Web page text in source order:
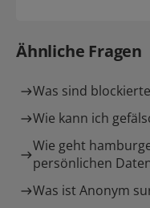
Ähnliche Fragen
Was sind
Wie kann ich
Wie geht
persönlichen
Was ist Anonym